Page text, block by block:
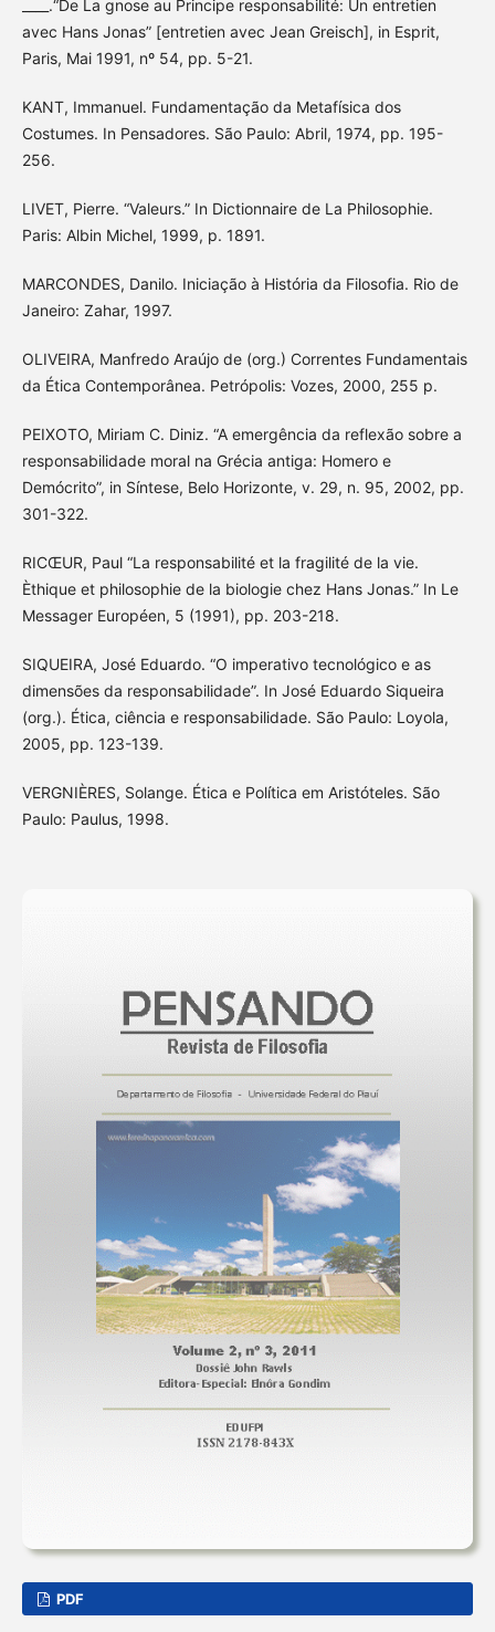
____.“De La gnose au Principe responsabilité: Un entretien
avec Hans Jonas” [entretien avec Jean Greisch], in Esprit,
Paris, Mai 1991, nº 54, pp. 5-21.
KANT, Immanuel. Fundamentação da Metafísica dos
Costumes. In Pensadores. São Paulo: Abril, 1974, pp. 195-
256.
LIVET, Pierre. “Valeurs.” In Dictionnaire de La Philosophie.
Paris: Albin Michel, 1999, p. 1891.
MARCONDES, Danilo. Iniciação à História da Filosofia. Rio de
Janeiro: Zahar, 1997.
OLIVEIRA, Manfredo Araújo de (org.) Correntes Fundamentais
da Ética Contemporânea. Petrópolis: Vozes, 2000, 255 p.
PEIXOTO, Miriam C. Diniz. “A emergência da reflexão sobre a
responsabilidade moral na Grécia antiga: Homero e
Demócrito”, in Síntese, Belo Horizonte, v. 29, n. 95, 2002, pp.
301-322.
RICŒUR, Paul “La responsabilité et la fragilité de la vie.
Èthique et philosophie de la biologie chez Hans Jonas.” In Le
Messager Européen, 5 (1991), pp. 203-218.
SIQUEIRA, José Eduardo. “O imperativo tecnológico e as
dimensões da responsabilidade”. In José Eduardo Siqueira
(org.). Ética, ciência e responsabilidade. São Paulo: Loyola,
2005, pp. 123-139.
VERGNIÈRES, Solange. Ética e Política em Aristóteles. São
Paulo: Paulus, 1998.
PDF